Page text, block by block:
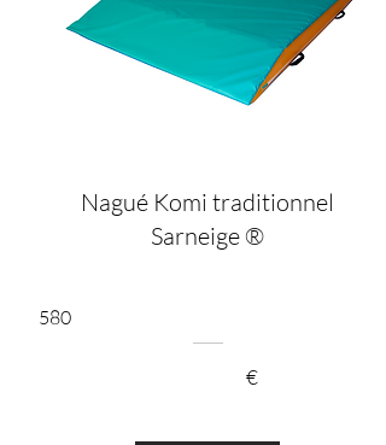
Nagué Komi traditionnel
Sarneige ®
580
€